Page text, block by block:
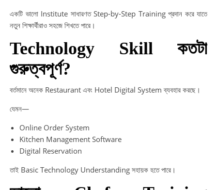
একটি ভালো Institute সাধারণত Step-by-Step Training প্রদান করে যাতে
নতুন শিক্ষার্থীরাও সহজে শিখতে পারে।
Technology Skill কতটা
গুরুত্বপূর্ণ?
বর্তমানে অনেক Restaurant এবং Hotel Digital System ব্যবহার করছে।
যেমন—
Online Order System
Kitchen Management Software
Digital Reservation
তাই Basic Technology Understanding সহায়ক হতে পারে।